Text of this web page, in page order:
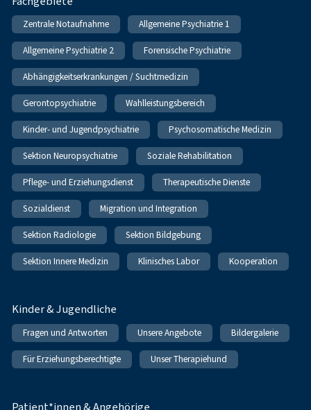
Zentrale Notaufnahme Allgemeine Psychiatrie 1
Allgemeine Psychiatrie 2 Forensische Psychiatrie
Abhängigkeitserkrankungen / Suchtmedizin
Gerontopsychiatrie Wahlleistungsbereich
Kinder- und Jugendpsychiatrie Psychosomatische Medizin
Sektion Neuropsychiatrie Soziale Rehabilitation
Pflege- und Erziehungsdienst Therapeutische Dienste
Sozialdienst Migration und Integration
Sektion Radiologie Sektion Bildgebung
Sektion Innere Medizin Klinisches Labor Kooperation
Kinder & Jugendliche
Fragen und Antworten Unsere Angebote Bildergalerie
Für Erziehungsberechtigte Unser Therapiehund
Patient*innen & Angehörige